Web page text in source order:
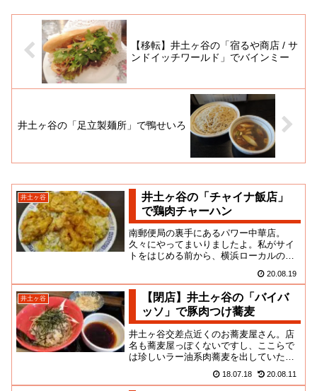
【移転】井土ヶ谷の「宿るや商店 / サ
ンドイッチワールド」でバインミー
井土ヶ谷の「足立製麺所」で鴨せいろ
井土ヶ谷
井土ヶ谷の「チャイナ飯店」
で鶏肉チャーハン
南郵便局の裏手にあるパワー中華店。
久々にやってまいりましたよ。私がサイ
トをはじめる前から、横浜ローカルのB
存在だったお店です。本来は２，...20.08.19
井土ヶ谷
【閉店】井土ヶ谷の「バイバ
ッソ」で豚肉つけ蕎麦
井土ヶ谷交差点近くのお蕎麦屋さん。店
名も蕎麦屋っぽくないですし、ここらで
は珍しいラー油系肉蕎麦を出していたの
で見てみたらピザやワインのつ...
18.07.18 20.08.11